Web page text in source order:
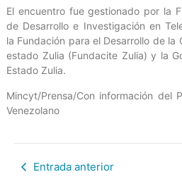
El encuentro fue gestionado por la
de Desarrollo e Investigación en
la Fundación para el Desarrollo de la
estado Zulia (Fundacite Zulia) y la
Estado Zulia.
Mincyt/Prensa/Con información del
Venezolano
Entrada anterior